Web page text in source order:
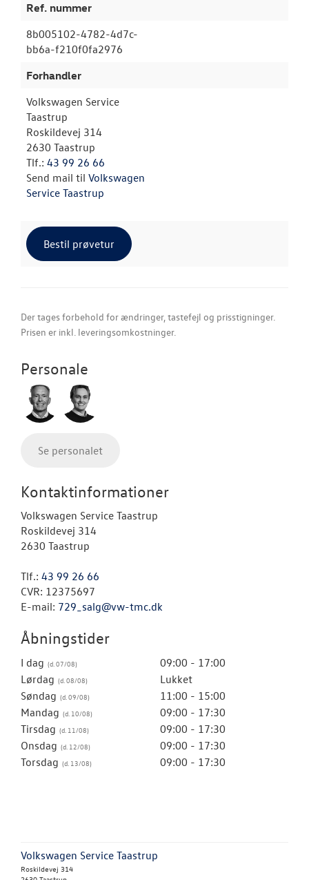
Ref. nummer
8b005102-4782-4d7c-
bb6a-f210f0fa2976
Forhandler
Volkswagen Service
Taastrup
Roskildevej 314
2630 Taastrup
Tlf.: 43 99 26 66
Send mail til Volkswagen
Service Taastrup
Bestil prøvetur
Der tages forbehold for ændringer, tastefejl og prisstigninger.
Prisen er inkl. leveringsomkostninger.
Personale
Se personalet
Kontaktinformationer
Volkswagen Service Taastrup
Roskildevej 314
2630 Taastrup
Tlf.: 43 99 26 66
CVR: 12375697
E-mail: 729_salg@vw-tmc.dk
Åbningstider
I dag
09:00 - 17:00
Lørdag
Lukket
Søndag
11:00 - 15:00
Mandag
09:00 - 17:30
Tirsdag
09:00 - 17:30
Onsdag
09:00 - 17:30
Torsdag
09:00 - 17:30
Volkswagen Service Taastrup
Roskildevej 314